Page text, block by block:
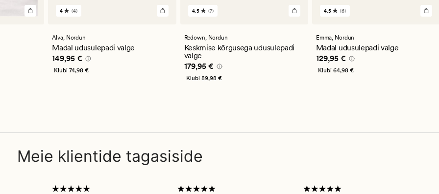
4
hinnanguga
4
4 (4)
Alva, Nordun
Madal udusulepadi valge
Pris_ee 149,95 €
149,95 €
Klubi74,98 €
7
hinnanguga
4.5
4.5 (7)
Redown, Nordun
Keskmise kõrgusega udusulepadi
valge
Pris_ee 179,95 €
179,95 €
Klubi 89,98 €
6
hinnanguga
4.5
4.5 (6)
Emma, Nordun
Madal udusulepadi valge
Pris_ee 129,95 €
129,95 €
Klubi 64,98 €
Meie klientide tagasiside